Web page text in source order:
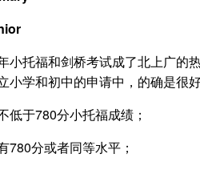
小托福和剑桥考试成了北上广的
学和初中的申请中，的确是很好
低于780分小托福成绩；
780分或者同等水平；